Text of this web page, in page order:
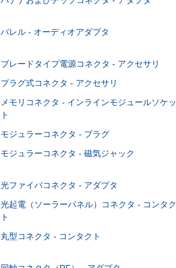
バレル - オーディオアダプタ
ブレードタイプ電源コネクタ - アクセサリ
プラグ式コネクタ - アクセサリ
メモリコネクタ - インラインモジュールソケッ
ト
モジュラーコネクタ - プラグ
モジュラーコネクタ - 磁気ジャック
光ファイバコネクタ - アダプタ
光起電（ソーラーパネル）コネクタ - コンタク
ト
丸型コネクタ - コンタクト